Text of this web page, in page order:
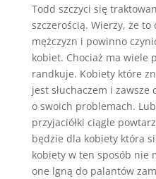
Todd szczyci się
szczerością. Wierzy, że
mężczyzn i powinno
kobiet. Chociaż ma wiele
randkuje. Kobiety które
jest słuchaczem i
o swoich problemach.
przyjaciółki ciągle
będzie dla kobiety która
kobiety w ten sposób nie
one lgną do palantów